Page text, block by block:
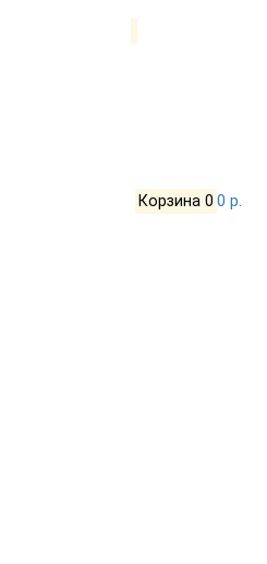
Корзина 0 0 р.